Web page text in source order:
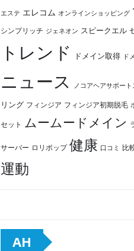
エステ エレコム オンラインショッピング
シンプリッチ ジェネオン スピークエル
トレンド ドメイン取得 ド
ニュース ノコアヘアサポー
リング フィンジア フィンジア初期脱毛
セット ムームードメイン
サーバー ロリポップ 健康 口コミ 比
運動
AH